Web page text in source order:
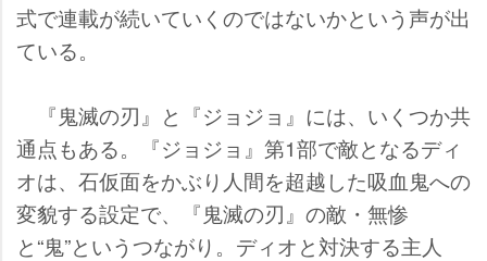
式で連載が続いていくのではないかという声が出
ている。
『鬼滅の刃』と『ジョジョ』には、いくつか共
通点もある。『ジョジョ』第1部で敵となるディ
オは、石仮面をかぶり人間を超越した吸血鬼への
変貌する設定で、『鬼滅の刃』の敵・無惨
と“鬼”というつながり。ディオと対決する主人